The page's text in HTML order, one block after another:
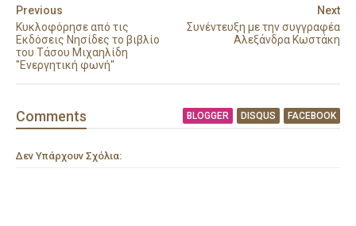
Next
Συνέντευξη με την συγγραφέα
Αλεξάνδρα Κωστάκη
Previous
Κυκλοφόρησε από τις
Εκδόσεις Νησίδες το βιβλίο
του Τάσου Μιχαηλίδη
"Ενεργητική φωνή"
Comments BLOGGER DISQUS FACEBOOK
Δεν Υπάρχουν Σχόλια: